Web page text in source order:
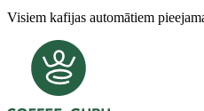
Visiem kafijas automātiem